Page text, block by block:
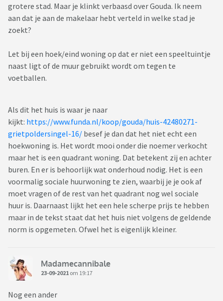
grotere stad. Maar je klinkt verbaasd over Gouda. Ik neem
aan dat je aan de makelaar hebt verteld in welke stad je
zoekt?
Let bij een hoek/eind woning op dat er niet een speeltuintje
naast ligt of de muur gebruikt wordt om tegen te
voetballen.
Als dit het huis is waar je naar
kijkt: https://www.funda.nl/koop/gouda/huis-42480271-
grietpoldersingel-16/ besef je dan dat het niet echt een
hoekwoning is. Het wordt mooi onder die noemer verkocht
maar het is een quadrant woning. Dat betekent zij en achter
buren. En er is behoorlijk wat onderhoud nodig. Het is een
voormalig sociale huurwoning te zien, waarbij je je ook af
moet vragen of de rest van het quadrant nog wel sociale
huur is. Daarnaast lijkt het een hele scherpe prijs te hebben
maar in de tekst staat dat het huis niet volgens de geldende
norm is opgemeten. Ofwel het is eigenlijk kleiner.
Madamecannibale
23-09-2021 om 19:17
Nog een ander